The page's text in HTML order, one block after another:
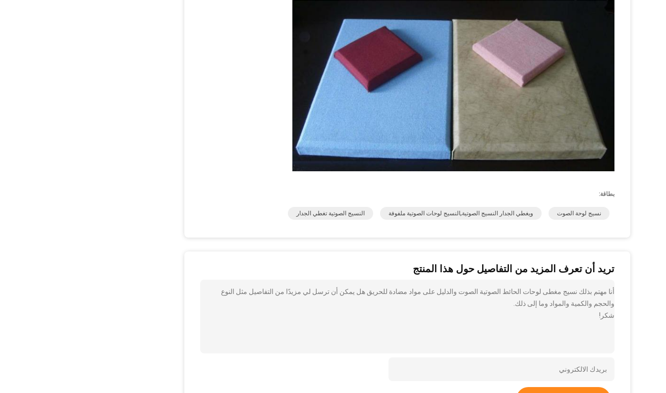
بطاقة:
نسيج لوحة الصوت ويغطي الجدار النسيج الصوتية,النسيج لوحات الصوتية ملفوفة النسيج الصوتية تغطي الجدار
تريد أن تعرف المزيد من التفاصيل حول هذا المنتج
أنا مهتم بذلك نسيج مغطى لوحات الحائط الصوتية الصوت والدليل على مواد مضادة للحريق هل يمكن أن ترسل لي مزيدًا من التفاصيل مثل النوع
والحجم والكمية والمواد وما إلى ذلك.
شكر!